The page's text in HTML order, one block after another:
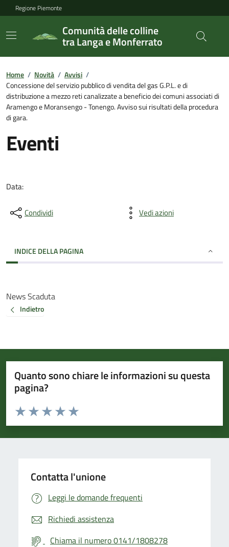
Regione Piemonte
Comunità delle colline
tra Langa e Monferrato
Home / Novità / Avvisi /
Concessione del servizio pubblico di vendita del gas G.P.L. e di
distribuzione a mezzo reti canalizzate a beneficio dei comuni associati di
Aramengo e Moransengo - Tonengo. Avviso sui risultati della procedura
di gara.
Eventi
Data:
Condividi Vedi azioni
INDICE DELLA PAGINA
News Scaduta
Indietro
Quanto sono chiare le informazioni su questa
pagina?
Valuta da 1 a 5 stelle la pagina
Valuta 5 stelle su 5
Valuta 4 stelle su 5
Valuta 3 stelle su 5
Valuta 2 stelle su 5
Valuta 1 stelle su 5
Contatta l'unione
Leggi le domande frequenti
Richiedi assistenza
Chiama il numero 0141/1808278